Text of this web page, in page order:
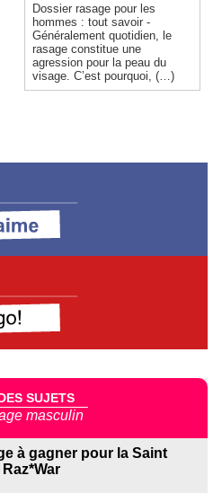
Dossier rasage pour les
hommes : tout savoir -
Généralement quotidien, le
rasage constitue une
agression pour la peau du
visage. C’est pourquoi, (…)
SUJETS
masculin
à gagner pour la Saint